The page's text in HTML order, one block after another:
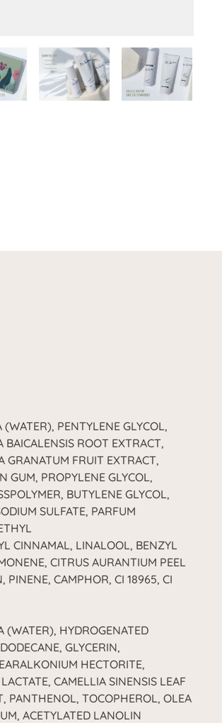
PENTYLENE GLYCOL,
BAICALENSIS ROOT EXTRACT,
GRANATUM FRUIT EXTRACT,
GUM, PROPYLENE GLYCOL,
BUTYLENE GLYCOL,
SULFATE, PARFUM
CINNAMAL, LINALOOL, BENZYL
CITRUS AURANTIUM PEEL
CAMPHOR, CI 18965, CI
HYDROGENATED
GLYCERIN,
HECTORITE,
CAMELLIA SINENSIS LEAF
PANTHENOL, TOCOPHEROL, OLEA
ACETYLATED LANOLIN